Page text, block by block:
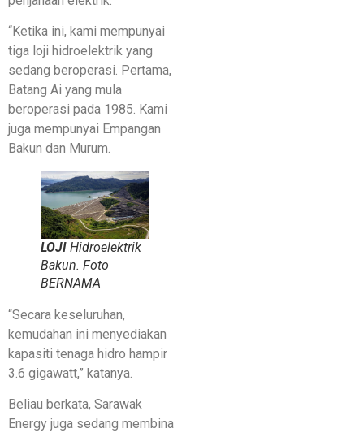
“Ketika ini, kami mempunyai
tiga loji hidroelektrik yang
sedang beroperasi. Pertama,
Batang Ai yang mula
beroperasi pada 1985. Kami
juga mempunyai Empangan
Bakun dan Murum.
LOJI Hidroelektrik
Bakun. Foto
BERNAMA
“Secara keseluruhan,
kemudahan ini menyediakan
kapasiti tenaga hidro hampir
3.6 gigawatt,” katanya.
Beliau berkata, Sarawak
Energy juga sedang membina